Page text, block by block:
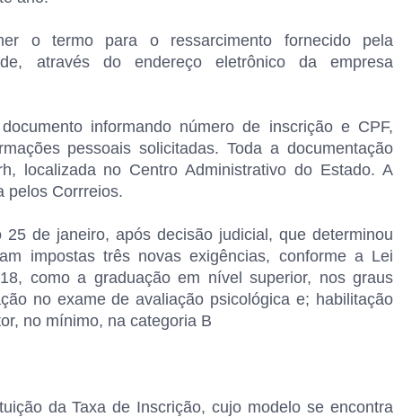
o termo para o ressarcimento fornecido pela
através do endereço eletrônico da empresa
informando número de inscrição e CPF,
pessoais solicitadas. Toda a documentação
localizada no Centro Administrativo do Estado. A
pelos Corrreios.
de janeiro, após decisão judicial, que determinou
impostas três novas exigências, conforme a Lei
como a graduação em nível superior, nos graus
no exame de avaliação psicológica e; habilitação
no mínimo, na categoria B
da Taxa de Inscrição, cujo modelo se encontra